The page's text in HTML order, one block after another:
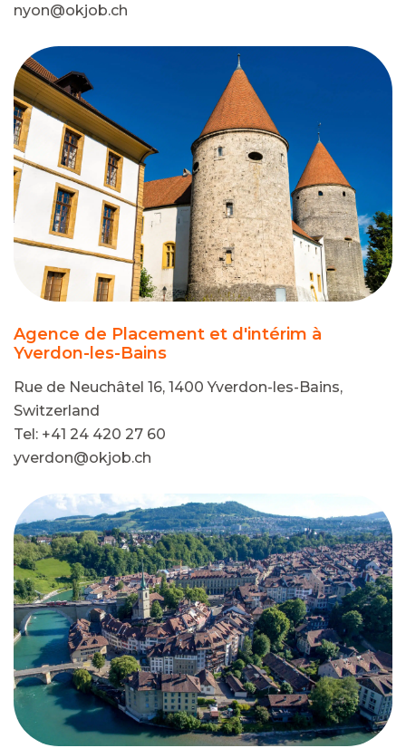
nyon@okjob.ch
Agence de Placement et d'intérim à
Yverdon-les-Bains
Rue de Neuchâtel 16, 1400 Yverdon-les-Bains,
Switzerland
Tel: +41 24 420 27 60
yverdon@okjob.ch